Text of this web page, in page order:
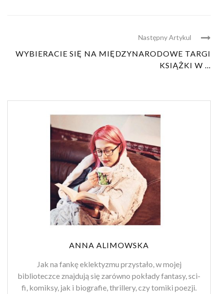
Następny Artykul
WYBIERACIE SIĘ NA MIĘDZYNARODOWE TARGI
KSIĄŻKI W ...
ANNA ALIMOWSKA
Jak na fankę eklektyzmu przystało, w mojej
biblioteczce znajdują się zarówno pokłady fantasy, sci-
fi, komiksy, jak i biografie, thrillery, czy tomiki poezji.